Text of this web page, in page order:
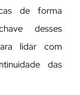
de forma
desses
lidar com
das